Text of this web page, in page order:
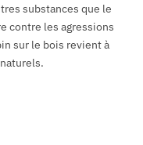
substances que le
contre les agressions
sur le bois revient à